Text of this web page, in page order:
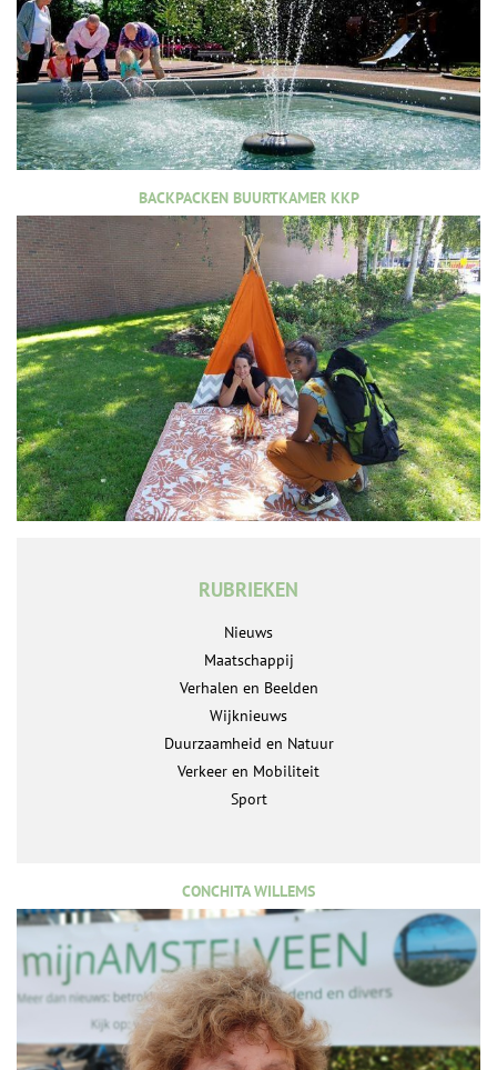
BACKPACKEN BUURTKAMER KKP
RUBRIEKEN
Nieuws
Maatschappij
Verhalen en Beelden
Wijknieuws
Duurzaamheid en Natuur
Verkeer en Mobiliteit
Sport
CONCHITA WILLEMS